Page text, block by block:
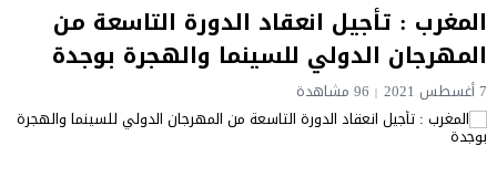
المغرب : تأجيل انعقاد الدورة التاسعة من
المهرجان الدولي للسينما والهجرة بوجدة
7 أغسطس 2021 96 مشاهدة